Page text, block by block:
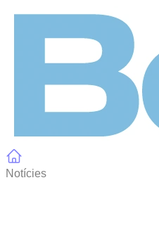
Notícies